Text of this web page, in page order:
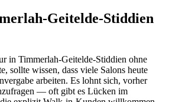
Geitelde-Stiddien
in Timmerlah-Geitelde-Stiddien ohne
sollte wissen, dass viele Salons heute
arbeiten. Es lohnt sich, vorher
— oft gibt es Lücken im